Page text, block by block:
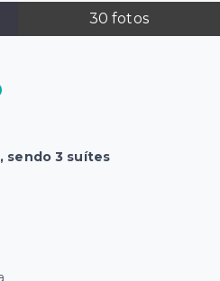
30 fotos
sendo 3 suítes